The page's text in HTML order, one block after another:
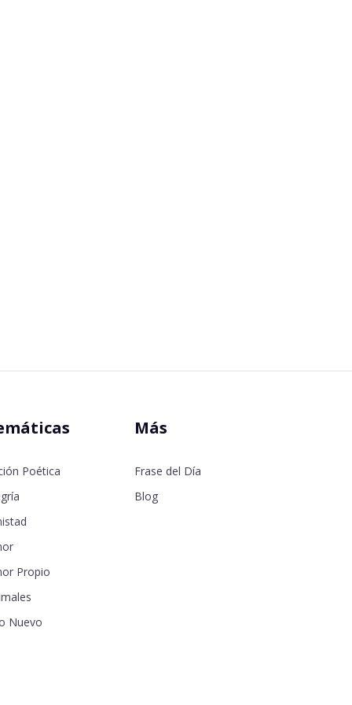
Poética
Propio
Nuevo
Más
Frase del Día
Blog